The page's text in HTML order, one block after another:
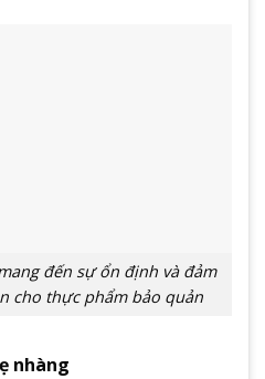
đến sự ổn định và đảm
cho thực phẩm bảo quản
nhàng